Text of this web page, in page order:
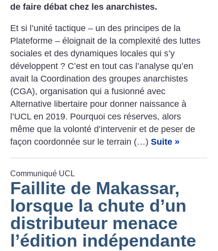
de faire débat chez les anarchistes.
Et si l’unité tactique – un des principes de la
Plateforme – éloignait de la complexité des luttes
sociales et des dynamiques locales qui s’y
développent ? C’est en tout cas l’analyse qu’en
avait la Coordination des groupes anarchistes
(CGA), organisation qui a fusionné avec
Alternative libertaire pour donner naissance à
l’UCL en 2019. Pourquoi ces réserves, alors
même que la volonté d’intervenir et de peser de
façon coordonnée sur le terrain (…)Suite »
Communiqué UCL
Faillite de Makassar,
lorsque la chute d’un
distributeur menace
l’édition indépendante